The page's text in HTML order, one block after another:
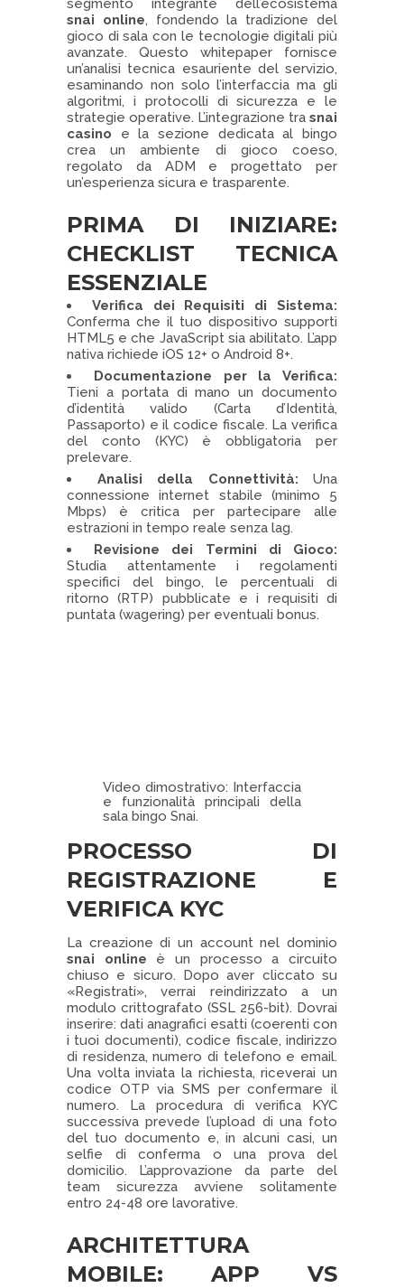
segmento integrante dell’ecosistema
snai online, fondendo la tradizione del
gioco di sala con le tecnologie digitali più
avanzate. Questo whitepaper fornisce
un’analisi tecnica esauriente del servizio,
esaminando non solo l’interfaccia ma gli
algoritmi, i protocolli di sicurezza e le
strategie operative. L’integrazione tra snai
casino e la sezione dedicata al bingo
crea un ambiente di gioco coeso,
regolato da ADM e progettato per
un’esperienza sicura e trasparente.
PRIMA DI INIZIARE:
CHECKLIST TECNICA
ESSENZIALE
Verifica dei Requisiti di Sistema:
Conferma che il tuo dispositivo supporti
HTML5 e che JavaScript sia abilitato. L’app
nativa richiede iOS 12+ o Android 8+.
Documentazione per la Verifica:
Tieni a portata di mano un documento
d’identità valido (Carta d’Identità,
Passaporto) e il codice fiscale. La verifica
del conto (KYC) è obbligatoria per
prelevare.
Analisi della Connettività: Una
connessione internet stabile (minimo 5
Mbps) è critica per partecipare alle
estrazioni in tempo reale senza lag.
Revisione dei Termini di Gioco:
Studia attentamente i regolamenti
specifici del bingo, le percentuali di
ritorno (RTP) pubblicate e i requisiti di
puntata (wagering) per eventuali bonus.
Video dimostrativo: Interfaccia
e funzionalità principali della
sala bingo Snai.
PROCESSO DI
REGISTRAZIONE E
VERIFICA KYC
La creazione di un account nel dominio
snai online è un processo a circuito
chiuso e sicuro. Dopo aver cliccato su
«Registrati», verrai reindirizzato a un
modulo crittografato (SSL 256-bit). Dovrai
inserire: dati anagrafici esatti (coerenti con
i tuoi documenti), codice fiscale, indirizzo
di residenza, numero di telefono e email.
Una volta inviata la richiesta, riceverai un
codice OTP via SMS per confermare il
numero. La procedura di verifica KYC
successiva prevede l’upload di una foto
del tuo documento e, in alcuni casi, un
selfie di conferma o una prova del
domicilio. L’approvazione da parte del
team sicurezza avviene solitamente
entro 24-48 ore lavorative.
ARCHITETTURA
MOBILE: APP VS